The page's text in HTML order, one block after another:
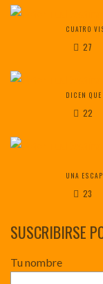
CUATRO
27
DICEN
22
UNA
23
SUSCRIBIRSE
Tu nombre